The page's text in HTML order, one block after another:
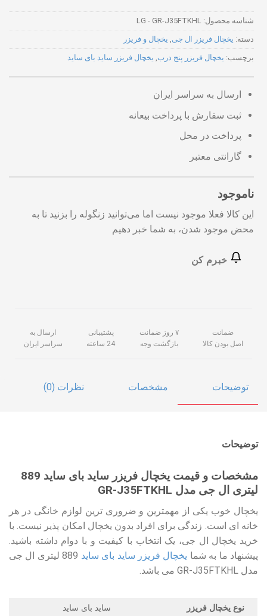
شناسه محصول: LG - GR-J35FTKHL
دسته: یخچال فریزر ال جی, یخچال و فریزر
برچسب: یخچال فریزر پنج درب, یخچال فریزر ساید بای ساید
ارسال به سراسر ایران
ثبت سفارش با پرداخت بیعانه
پرداخت در محل
گارانتی معتبر
ناموجود
این کالا فعلا موجود نیست اما می‌توانید زنگوله را بزنید تا به
محض موجود شدن، به شما خبر دهیم
ضمانت
اصل بودن کالا
۷ روز ضمانت
بازگشت وجه
پشتیبانی
24 ساعته
ارسال به
سراسر ایران
توضیحات مشخصات نظرات (0)
توضیحات
مشخصات و قیمت یخچال فریزر ساید بای ساید 889
لیتری ال جی مدل GR-J35FTKHL
یخچال خوب یکی از مهمترین و ضروری ترین لوازم خانگی در هر
خانه ای است. زندگی برای افراد بدون یخچال امکان پذیر نیست. با
خرید یخچال ال جی، یک انتخاب با کیفیت و با دوام داشته باشید.
پیشنهاد ما به شما یخچال فریزر ساید بای ساید
889 لیتری ال جی
مدل GR-J35FTKHL می باشد.
نوع یخچال فریزر
ساید بای ساید